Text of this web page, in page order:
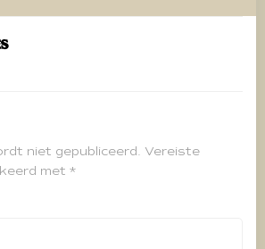
niet gepubliceerd. Vereiste
met *